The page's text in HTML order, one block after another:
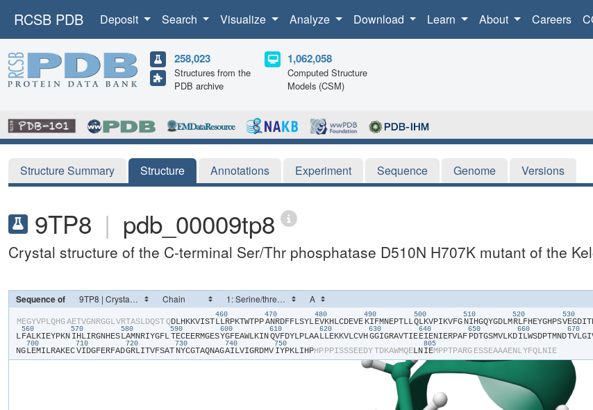
RCSB PDB Deposit Search Visualize Analyze Download Learn About Careers
258,023
Structures from the
PDB archive
1,062,058
Computed Structure
Models (CSM)
Structure Summary Structure Annotations Experiment Sequence Genome Versions
9TP8 | pdb_00009tp8
Crystal structure of the C-terminal Ser/Thr phosphatase D510N H707K mutant of the
Sequence of
​M​​E​​G​​Y​​V​​P​​L​​Q​​H​​G​​A​​E​​T​​V​​G​​N​​R​​G​​G​​L​​V​​R​​T​​A​​S​​L​​D​​Q​​S​​T​​Q​​D​​L​​H​​K​​K​​V​​I​​S​​T​
460
​L​​L​​R​​P​​K​​T​​W​​T​​P​​P​
470
​A​​N​​R​​D​​F​​F​​L​​S​​Y​​L​
480
​E​​V​​K​​H​​L​​C​​D​​E​​V​​E​
490
​K​​I​​F​​M​​N​​E​​P​​T​​L​​L​
500
​Q​​L​​K​​V​​P​​I​​K​​V​​F​​G​
510
​N​​I​​H​​G​​Q​​Y​​G​​D​​L​​M​
520
​R​​L​​F​​H​​E​​Y​​G​​H​​P​​S​
530
​V​​E​​G​​D​​I​​T​
L​
560
​F​​A​​L​​K​​I​​E​​Y​​P​​K​​N​
570
​I​​H​​L​​I​​R​​G​​N​​H​​E​​S​
580
​L​​A​​M​​N​​R​​I​​Y​​G​​F​​L​
590
​T​​E​​C​​E​​E​​R​​M​​G​​E​​S​
600
​Y​​G​​F​​E​​A​​W​​L​​K​​I​​N​
610
​Q​​V​​F​​D​​Y​​L​​P​​L​​A​​A​
620
​L​​L​​E​​K​​K​​V​​L​​C​​V​​H​
630
​G​​G​​I​​G​​R​​A​​V​​T​​I​​E​
640
​E​​I​​E​​N​​I​​E​​R​​P​​A​​F​
650
​P​​D​​T​​G​​S​​M​​V​​L​​K​​D​
660
​I​​L​​W​​S​​D​​P​​T​​M​​N​​D​
670
​T​​V​​L​​G​​I​
N​​G​
700
​L​​E​​M​​I​​L​​R​​A​​K​​E​​C​
710
​V​​I​​D​​G​​F​​E​​R​​F​​A​​D​
720
​G​​R​​L​​I​​T​​V​​F​​S​​A​​T​
730
​N​​Y​​C​​G​​T​​A​​Q​​N​​A​​G​
740
​A​​I​​L​​V​​I​​G​​R​​D​​M​​V​
750
​I​​Y​​P​​K​​L​​I​​H​​P​​H​​P​​P​​P​​I​​S​​S​​S​​E​​E​​D​​Y​​T​​D​​K​​A​​W​​M​​Q​​E​​L​​N​
805
​I​​E​​M​​P​​P​​T​​P​​A​​R​​G​ ​E​​S​​S​​E​​A​​A​​A​​E​​N​​L​​Y​​F​​Q​​L​​N​​I​​E​